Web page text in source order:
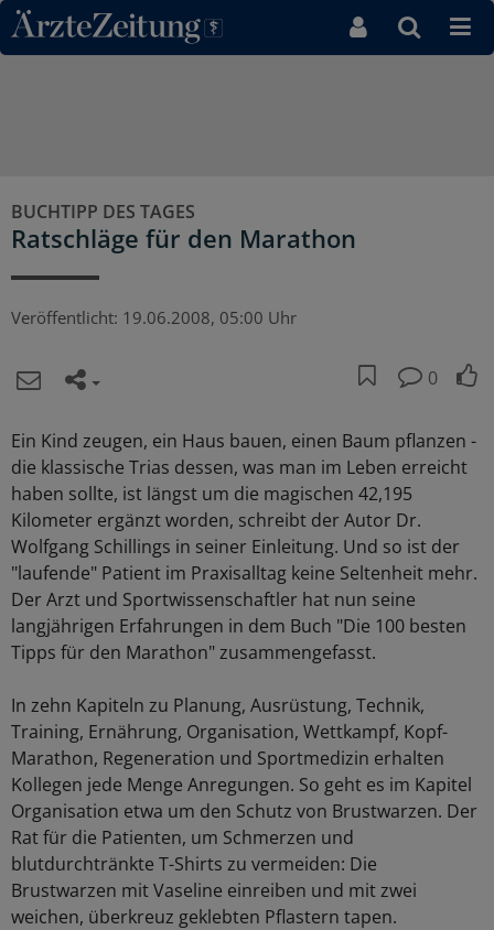
Direkt zum Inhaltsbereich
BUCHTIPP DES TAGES
Ratschläge für den Marathon
Veröffentlicht: 19.06.2008, 05:00 Uhr
0
Ein Kind zeugen, ein Haus bauen, einen Baum pflanzen -
die klassische Trias dessen, was man im Leben erreicht
haben sollte, ist längst um die magischen 42,195
Kilometer ergänzt worden, schreibt der Autor Dr.
Wolfgang Schillings in seiner Einleitung. Und so ist der
"laufende" Patient im Praxisalltag keine Seltenheit mehr.
Der Arzt und Sportwissenschaftler hat nun seine
langjährigen Erfahrungen in dem Buch "Die 100 besten
Tipps für den Marathon" zusammengefasst.
In zehn Kapiteln zu Planung, Ausrüstung, Technik,
Training, Ernährung, Organisation, Wettkampf, Kopf-
Marathon, Regeneration und Sportmedizin erhalten
Kollegen jede Menge Anregungen. So geht es im Kapitel
Organisation etwa um den Schutz von Brustwarzen. Der
Rat für die Patienten, um Schmerzen und
blutdurchtränkte T-Shirts zu vermeiden: Die
Brustwarzen mit Vaseline einreiben und mit zwei
weichen, überkreuz geklebten Pflastern tapen.